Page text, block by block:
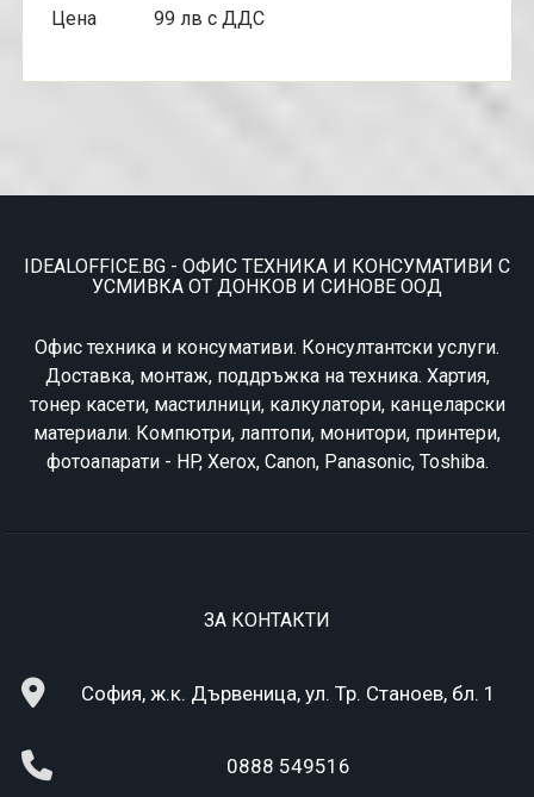
Цена 99 лв с ДДС
IDEALOFFICE.BG - ОФИС ТЕХНИКА И КОНСУМАТИВИ С
УСМИВКА ОТ ДОНКОВ И СИНОВЕ ООД
Офис техника и консумативи. Консултантски услуги.
Доставка, монтаж, поддръжка на техника. Хартия,
тонер касети, мастилници, калкулатори, канцеларски
материали. Компютри, лаптопи, монитори, принтери,
фотоапарати - HP, Xerox, Canon, Panasonic, Toshiba.
ЗА КОНТАКТИ
София, ж.к. Дървеница, ул. Тр. Станоев, бл. 1
0888 549516